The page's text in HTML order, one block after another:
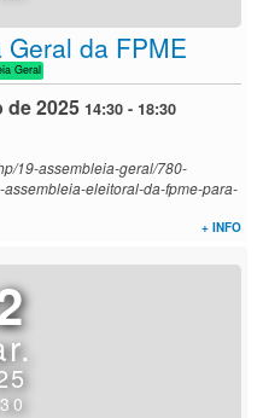
Geral da FPME
Geral
de 2025 14:30 - 18:30
19-assembleia-geral/780-
eleitoral-da-fpme-para-
+ INFO